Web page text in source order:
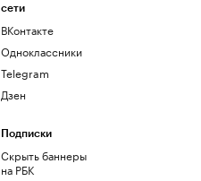
сети
ВКонтакте
Одноклассники
Telegram
Дзен
Подписки
Скрыть баннеры
на РБК